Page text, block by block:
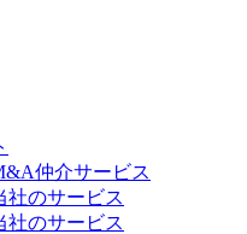
仲介サービス
社のサービス
社のサービス